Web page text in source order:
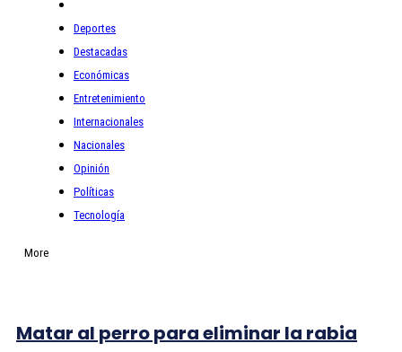
Deportes
Destacadas
Económicas
Entretenimiento
Internacionales
Nacionales
Opinión
Políticas
Tecnología
More
Matar al perro para eliminar la rabia